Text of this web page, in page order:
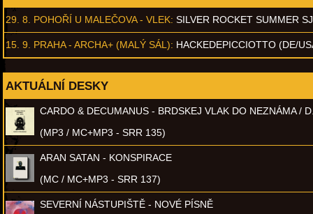
29. 8. POHOŘÍ U MALEČOVA - VLEK: SILVER ROCKET SUMMER
15. 9. PRAHA - ARCHA+ (MALÝ SÁL): HACKEDEPICCIOTTO (DE/
AKTUÁLNÍ DESKY
CARDO & DECUMANUS - BRDSKEJ VLAK DO NEZNÁMA /
(MP3 / MC+MP3 - SRR 135)
ARAN SATAN - KONSPIRACE
(MC / MC+MP3 - SRR 137)
SEVERNÍ NÁSTUPIŠTĚ - NOVÉ PÍSNĚ